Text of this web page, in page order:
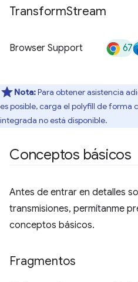
TransformStream
Browser Support 67
Nota:Para obtener asistencia
es posible, carga el polyfill de forma
integrada no está disponible.
Conceptos básicos
Antes de entrar en detalles
transmisiones, permítanme
conceptos básicos.
Fragmentos